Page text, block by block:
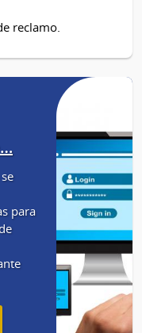
reclamo.
para